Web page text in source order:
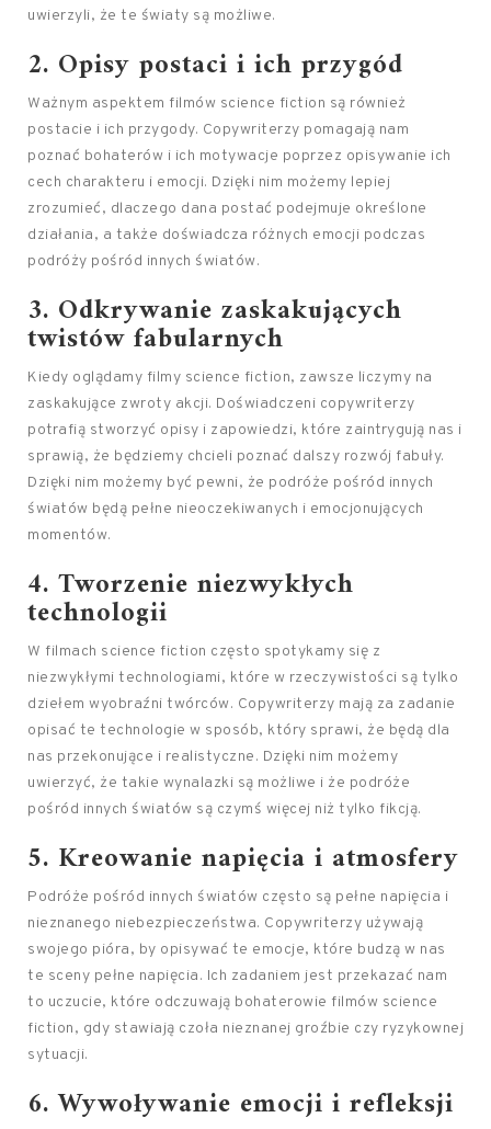
uwierzyli, że te światy są możliwe.
2. Opisy postaci i ich przygód
Ważnym aspektem filmów science fiction są również
postacie i ich przygody. Copywriterzy pomagają nam
poznać bohaterów i ich motywacje poprzez opisywanie ich
cech charakteru i emocji. Dzięki nim możemy lepiej
zrozumieć, dlaczego dana postać podejmuje określone
działania, a także doświadcza różnych emocji podczas
podróży pośród innych światów.
3. Odkrywanie zaskakujących
twistów fabularnych
Kiedy oglądamy filmy science fiction, zawsze liczymy na
zaskakujące zwroty akcji. Doświadczeni copywriterzy
potrafią stworzyć opisy i zapowiedzi, które zaintrygują nas i
sprawią, że będziemy chcieli poznać dalszy rozwój fabuły.
Dzięki nim możemy być pewni, że podróże pośród innych
światów będą pełne nieoczekiwanych i emocjonujących
momentów.
4. Tworzenie niezwykłych
technologii
W filmach science fiction często spotykamy się z
niezwykłymi technologiami, które w rzeczywistości są tylko
dziełem wyobraźni twórców. Copywriterzy mają za zadanie
opisać te technologie w sposób, który sprawi, że będą dla
nas przekonujące i realistyczne. Dzięki nim możemy
uwierzyć, że takie wynalazki są możliwe i że podróże
pośród innych światów są czymś więcej niż tylko fikcją.
5. Kreowanie napięcia i atmosfery
Podróże pośród innych światów często są pełne napięcia i
nieznanego niebezpieczeństwa. Copywriterzy używają
swojego pióra, by opisywać te emocje, które budzą w nas
te sceny pełne napięcia. Ich zadaniem jest przekazać nam
to uczucie, które odczuwają bohaterowie filmów science
fiction, gdy stawiają czoła nieznanej groźbie czy ryzykownej
sytuacji.
6. Wywoływanie emocji i refleksji